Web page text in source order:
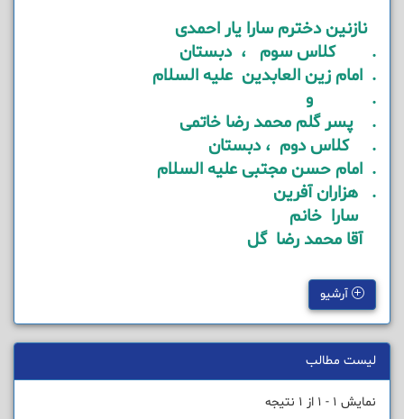
نازنین دخترم سارا یار احمدی
. کلاس سوم ، دبستان
. امام زین العابدین علیه السلام
. و
. پسر گلم محمد رضا خاتمی
. کلاس دوم ، دبستان
. امام حسن مجتبی علیه السلام
. هزاران آفرین
سارا خانم
آقا محمد رضا گل
آرشیو
لیست مطالب
نمایش 1 - 1 از 1 نتیجه